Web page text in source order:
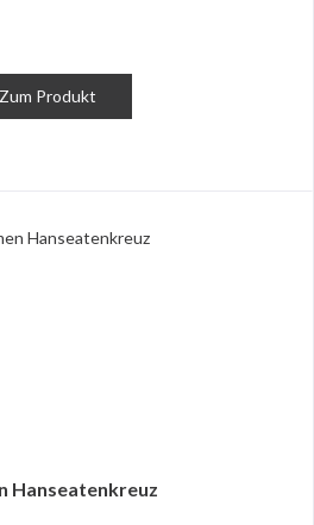
Zum Produkt
Hanseatenkreuz